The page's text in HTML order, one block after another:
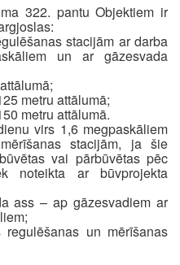
322. pantu Objektiem ir
stacijām ar darba
un ar gāzesvada
metru attālumā;
metru attālumā.
virs 1,6 megpaskāliem
stacijām, ja šie
vai pārbūvētas pēc
noteikta ar būvprojekta
ass – ap gāzesvadiem ar
un mērīšanas